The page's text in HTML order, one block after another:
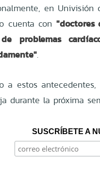
en Univisión
cuenta con "doctores
problemas
.
a estos
durante la próxima
SUSCRÍBETE A